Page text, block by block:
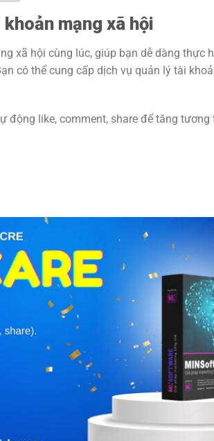
mạng xã hội
xã hội cùng lúc, giúp bạn dễ dàng thực
có thể cung cấp dịch vụ quản lý tài
động like, comment, share để tăng tương